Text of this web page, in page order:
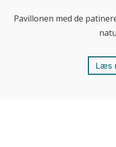
Pavillonen med de
Læs